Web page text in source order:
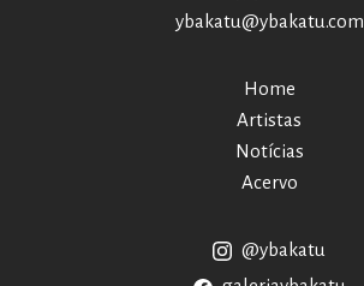
ybakatu@ybakatu.com
Home
Artistas
Notícias
Acervo
@ybakatu